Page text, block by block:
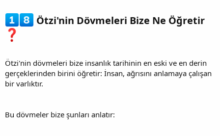
Ötzi'nin Dövmeleri Bize Ne Öğretir
Ötzi'nin dövmeleri bize insanlık tarihinin en eski ve en derin
gerçeklerinden birini öğretir: İnsan, ağrısını anlamaya çalışan
bir varlıktır.
Bu dövmeler bize şunları anlatır: